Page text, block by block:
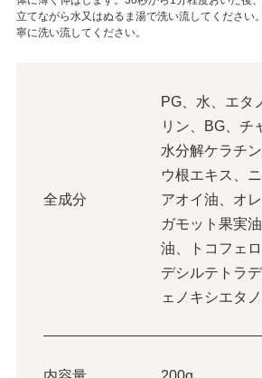
立てながら水又はぬるま湯で洗い流してください
寧に洗い流してください。
全成分
PG、水、エタ
リン、BG、チ
水分解ケラチ
ウ根エキス、
アオイ油、オ
ガモット果実
油、トコフェ
デシルテトラ
ェノキシエタノ